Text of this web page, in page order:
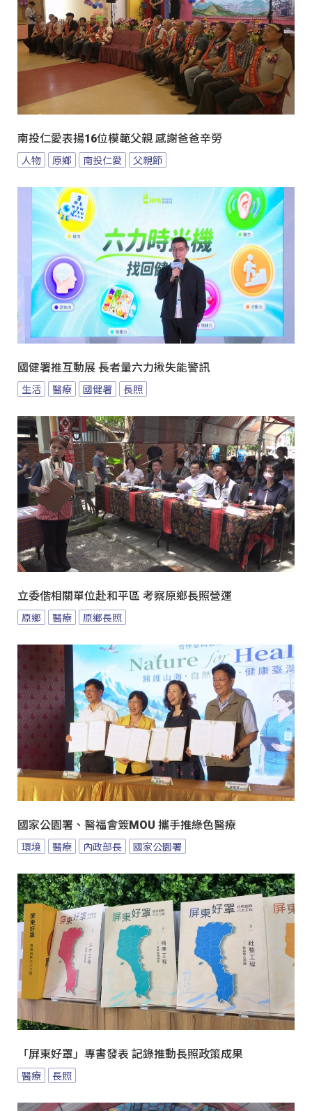
南投仁愛表揚16位模範父親 感謝爸爸辛勞
人物 原鄉 南投仁愛 父親節
國健署推互動展 長者量六力揪失能警訊
生活 醫療 國健署 長照
立委偕相關單位赴和平區 考察原鄉長照營運
原鄉 醫療 原鄉長照
國家公園署、醫福會簽MOU 攜手推綠色醫療
環境 醫療 內政部長 國家公園署
「屏東好罩」專書發表 記錄推動長照政策成果
醫療 長照